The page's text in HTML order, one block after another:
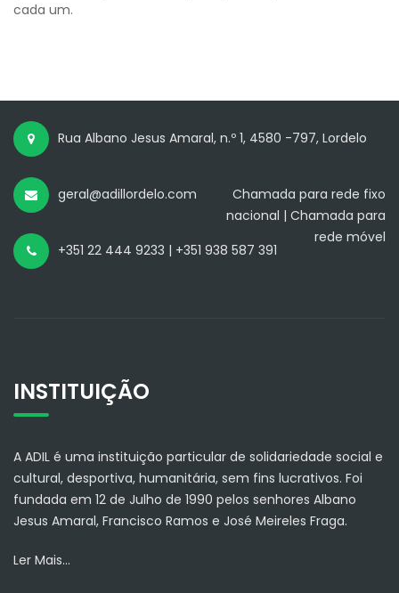
cada um.
Rua Albano Jesus Amaral, n.º 1, 4580 -797, Lordelo
geral@adillordelo.com
+351 22 444 9233 | +351 938 587 391
Chamada para rede fixo
nacional | Chamada para
rede móvel
INSTITUIÇÃO
A ADIL é uma instituição particular de solidariedade social e
cultural, desportiva, humanitária, sem fins lucrativos. Foi
fundada em 12 de Julho de 1990 pelos senhores Albano
Jesus Amaral, Francisco Ramos e José Meireles Fraga.
Ler Mais...